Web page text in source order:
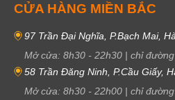
CỬA HÀNG MIỀN BẮC
97 Trần Đại Nghĩa, P.Bạch Mai,
Mở cửa: 8h30 - 22h30 | chỉ đường
58 Trần Đăng Ninh, P.Cầu Giấy,
Mở cửa: 8h30 - 22h00 | chỉ đường